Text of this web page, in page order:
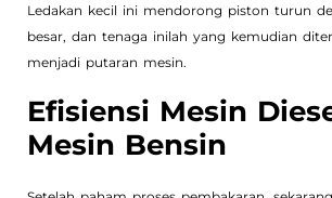
Ledakan kecil ini mendorong piston turun
besar, dan tenaga inilah yang kemudian
menjadi putaran mesin.
Efisiensi Mesin
Mesin Bensin